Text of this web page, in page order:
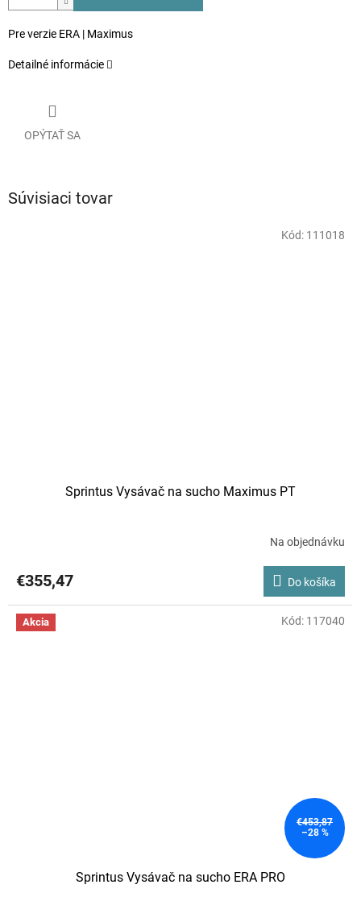
Pre verzie ERA | Maximus
Detailné informácie
OPÝTAŤ SA
Súvisiaci tovar
Sprintus Vysávač na sucho Maximus PT
Na objednávku
€355,47 Do košíka
Kód: 111018
Akcia
€453,87
–28 %
Sprintus Vysávač na sucho ERA PRO
Kód: 117040